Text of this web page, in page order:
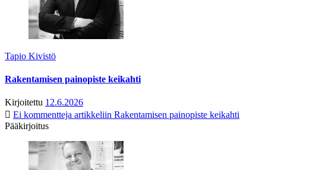
Tapio Kivistö
Rakentamisen painopiste keikahti
Kirjoitettu 12.6.2026
Ei kommentteja artikkeliin Rakentamisen painopiste keikahti
Pääkirjoitus